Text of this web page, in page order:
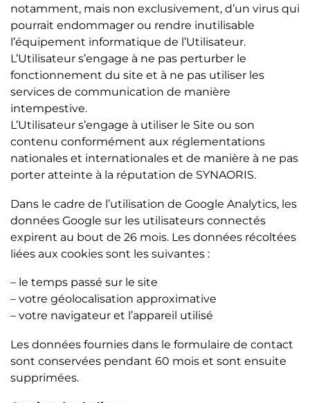
notamment, mais non exclusivement, d’un virus qui
pourrait endommager ou rendre inutilisable
l’équipement informatique de l’Utilisateur.
L’Utilisateur s’engage à ne pas perturber le
fonctionnement du site et à ne pas utiliser les
services de communication de manière
intempestive.
L’Utilisateur s’engage à utiliser le Site ou son
contenu conformément aux réglementations
nationales et internationales et de manière à ne pas
porter atteinte à la réputation de SYNAORIS.
Dans le cadre de l’utilisation de Google Analytics, les
données Google sur les utilisateurs connectés
expirent au bout de 26 mois. Les données récoltées
liées aux cookies sont les suivantes :
– le temps passé sur le site
– votre géolocalisation approximative
– votre navigateur et l’appareil utilisé
Les données fournies dans le formulaire de contact
sont conservées pendant 60 mois et sont ensuite
supprimées.